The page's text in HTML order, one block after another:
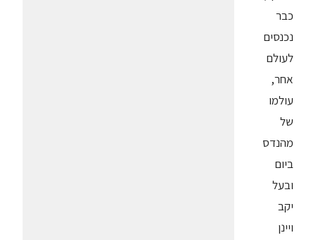
כבר
נכנסים
לעולם
אחר,
עולמו
של
מהנדס
ביום
ובעל
יקב
ויינן